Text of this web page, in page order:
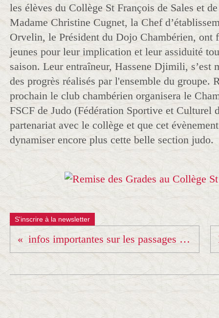
les élèves du Collège St François de Sales et
Madame Christine Cugnet, la Chef
Orvelin, le Président du Dojo Chambérien, ont
jeunes pour leur implication et leur assiduité
saison. Leur entraîneur, Hassene Djimili, s’est
des progrès réalisés par l'ensemble du groupe.
prochain le club chambérien organisera le
FSCF de Judo (Fédération Sportive et Culturel
partenariat avec le collège et que cet
dynamiser encore plus cette belle section judo.
S'inscrire à la newsletter
infos importantes sur les passages de grades (du 1er au 4e dan)